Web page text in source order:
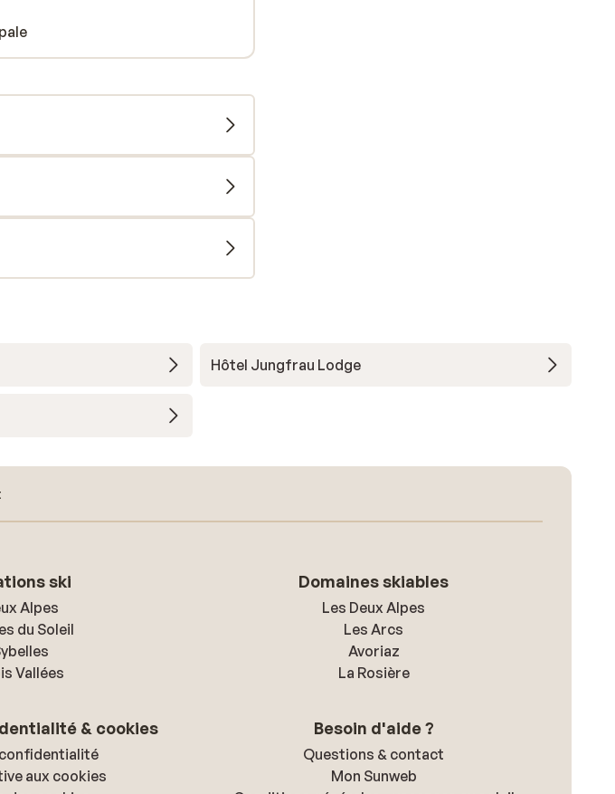
Hôtel Jungfrau Lodge
ski
Alpes
du Soleil
Vallées
Domaines skiables
Les Deux Alpes
Les Arcs
Avoriaz
La Rosière
& cookies
aux cookies
Besoin d'aide ?
Questions & contact
Mon Sunweb